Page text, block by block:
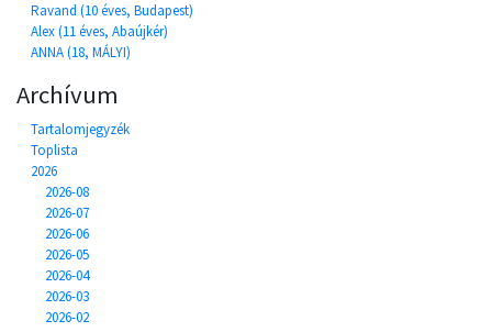
Ravand (10 éves, Budapest)
Alex (11 éves, Abaújkér)
ANNA (18, MÁLYI)
Archívum
Tartalomjegyzék
Toplista
2026
2026-08
2026-07
2026-06
2026-05
2026-04
2026-03
2026-02